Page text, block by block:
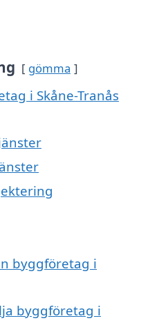
gömma
i Skåne-Tranås
byggföretag i
byggföretag i